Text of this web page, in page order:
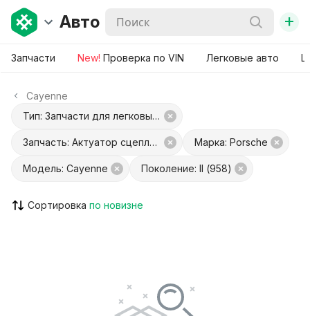
Авто +
Запчасти New! Проверка по VIN Легковые авто
Cayenne
Тип: Запчасти для легковых авто
Запчасть: Актуатор сцепления Марка: Porsche
Модель: Cayenne Поколение: II (958)
Сортировка